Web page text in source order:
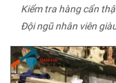
Kiểm tra hàng cẩn
Đội ngũ nhân viên